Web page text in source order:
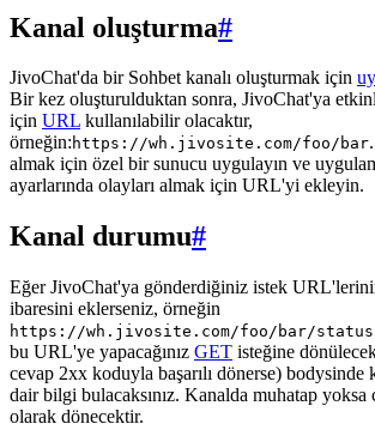
Kanal oluşturma#
JivoChat'da bir Sohbet kanalı oluşturmak için
Bir kez oluşturulduktan sonra, JivoChat'ya
için URL kullanılabilir olacaktır,
örneğin: https://wh.jivosite.com/foo/bar
almak için özel bir sunucu uygulayın ve
ayarlarında olayları almak için URL'yi ekleyin.
Kanal durumu#
Eğer JivoChat'ya gönderdiğiniz istek
ibaresini eklerseniz, örneğin
https://wh.jivosite.com/foo/bar/status
bu URL'ye yapacağınız GET isteğine
cevap 2xx koduyla başarılı dönerse) bodysinde
dair bilgi bulacaksınız. Kanalda muhatap yoksa
olarak dönecektir.